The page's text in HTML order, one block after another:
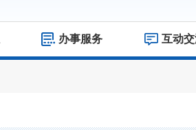
办事服务 互动